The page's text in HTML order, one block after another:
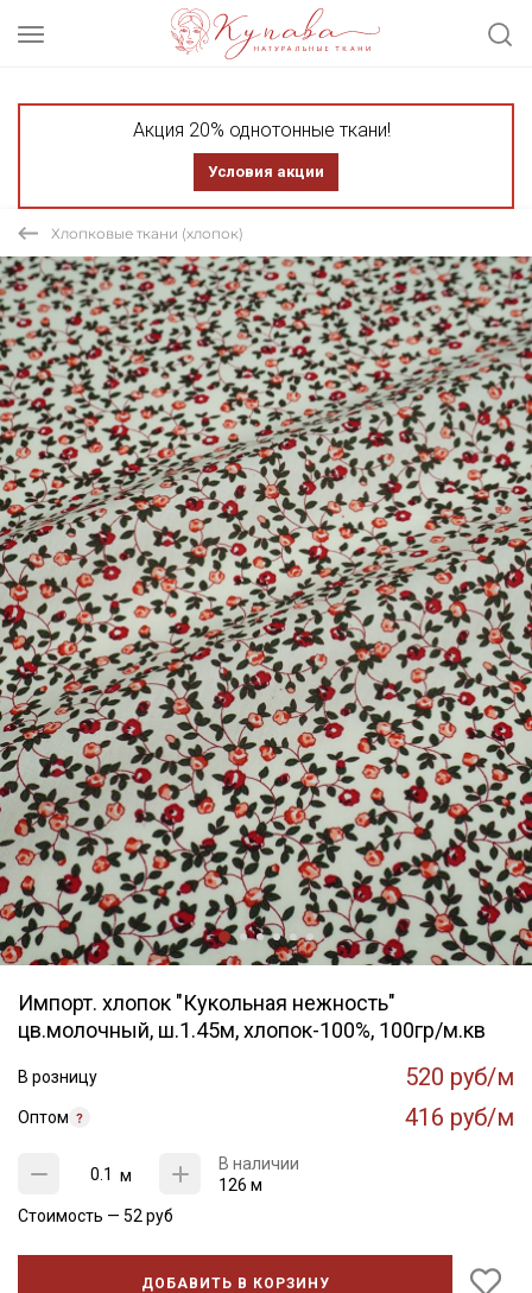
Акция 20% однотонные ткани!
Условия акции
Хлопковые ткани (хлопок)
Импорт. хлопок "Кукольная нежность"
цв.молочный, ш.1.45м, хлопок-100%, 100гр/м.кв
В розницу 520 руб/м
Оптом 416 руб/м
м
В наличии
126 м
Стоимость — 52 руб
ДОБАВИТЬ В КОРЗИНУ